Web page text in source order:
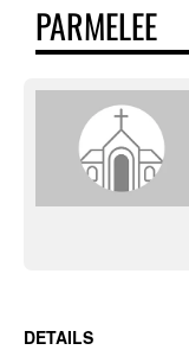
PARMELEE
DETAILS